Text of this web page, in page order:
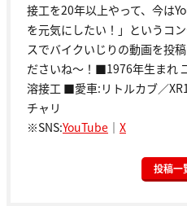
接工を20年以上やって、今は
を元気にしたい！」というコ
スでバイクいじりの動画を投
ださいね～！■1976年生まれ
溶接工 ■愛車:リトルカブ／
チャリ
※SNS:YouTube ｜ X
投稿一